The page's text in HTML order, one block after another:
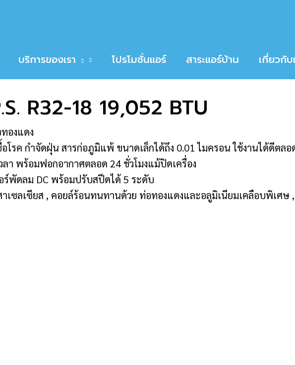
บริการของเรา โปรโมชั่นแอร์ สาระแอร์บ้าน เกี่ยวกับ
R32-18 19,052 BTU
องแดง
โรค กำจัดฝุ่น สารก่อภูมิแพ้ ขนาดเล็กได้ถึง 0.01 ไมครอน ใช้งานได้ดีตลอ
า พร้อมฟอกอากาศตลอด 24 ชั่วโมงแม้ปิดเครื่อง
ร์พัดลม DC พร้อมปรับสปีดได้ 5 ระดับ
ซลเซียส , คอยล์ร้อนทนทานด้วย ท่อทองแดงและอลูมิเนียมเคลือบพิเศษ